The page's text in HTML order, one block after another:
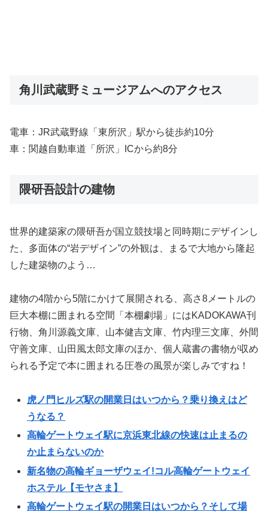
角川武蔵野ミュージアムへのアクセス
電車：JR武蔵野線「東所沢」駅から徒歩約10分
車：関越自動車道「所沢」ICから約8分
隈研吾設計の建物
世界的建築家の隈研吾が国立競技場と同時期にデザインし
た、多面体の“岩デザイン”の外観は、まるで大地から隆起
した建築物のよう…
建物の4階から5階にかけて展開される、高さ8メートルの
巨大本棚に囲まれる空間「本棚劇場」にはKADOKAWA刊
行物、角川源義文庫、山本健吉文庫、竹内理三文庫、外間
守善文庫、山田風太郎文庫のほか、個人蔵書の書物が収め
られる予定で本に囲まれる圧巻の風景が楽しみですね！
虎ノ門ヒルズ駅の開業日はいつから？乗り換えはど
うなる？
高輪ゲートウェイ駅に京浜東北線の快速は止まるの
か止まらないのか
新名物の高輪ギョーザウェイ!コル高輪ゲートウェイ
ホステル【モヤさま】
高輪ゲートウェイ駅の開業日はいつから？そして場